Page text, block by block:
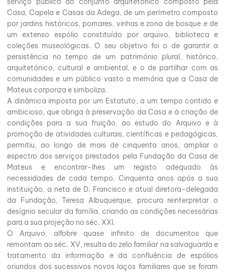
Casa, Capela e Casas da Adega, de um perímetro composto
por jardins históricos, pomares, vinhas e zona de bosque e de
um extenso espólio constituído por arquivo, biblioteca e
coleções museológicas. O seu objetivo foi o de garantir a
persistência no tempo de um património plural, histórico,
arquitetónico, cultural e ambiental, e o de partilhar com as
comunidades e um público vasto a memória que a Casa de
Mateus corporiza e simboliza.
A dinâmica imposta por um Estatuto, a um tempo contido e
ambicioso, que obriga à preservação da Casa e à criação de
condições para a sua fruição, ao estudo do Arquivo e à
promoção de atividades culturais, científicas e pedagógicas,
permitiu, ao longo de mais de cinquenta anos, ampliar o
espectro dos serviços prestados pela Fundação da Casa de
Mateus e encontrar-lhes um registo adequado às
necessidades de cada tempo. Cinquenta anos após a sua
instituição, a neta de D. Francisco e atual diretora-delegada
da Fundação, Teresa Albuquerque, procura reinterpretar o
desígnio secular da família, criando as condições necessárias
para a sua projeção no séc. XXI.
O Arquivo, alfobre quase infinito de documentos que
remontam ao séc. XV, resulta do zelo familiar na salvaguarda e
tratamento da informação e da confluência de espólios
oriundos dos sucessivos novos laços familiares que se foram